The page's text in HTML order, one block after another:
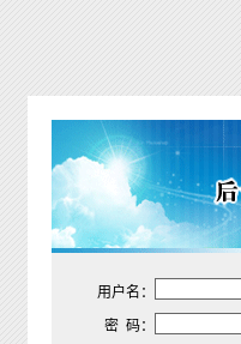
用户名：
密 码：